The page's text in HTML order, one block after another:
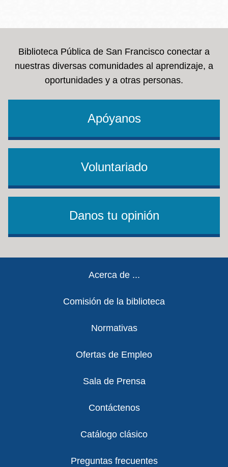
navegación
Biblioteca Pública de San Francisco conectar a
nuestras diversas comunidades al aprendizaje, a
oportunidades y a otras personas.
Apóyanos
Voluntariado
Danos tu opinión
Acerca de ...
Comisión de la biblioteca
Normativas
Ofertas de Empleo
Sala de Prensa
Contáctenos
Catálogo clásico
Preguntas frecuentes